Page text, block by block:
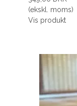
(ekskl. moms)
Vis produkt